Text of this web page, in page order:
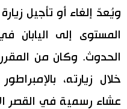
سياسة
اقتصاد
مجتمع
هو وهي
المطبخ الياباني
ويُعدّ إلغاء أو تأجيل
المستوى إلى اليابان
الحدوث. وكان من المقرر
خلال زيارته،
عشاء رسمية في القصر